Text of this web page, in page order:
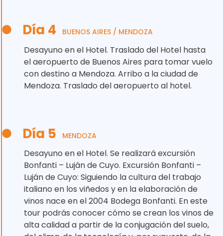
Día 4 BUENOS AIRES / MENDOZA
Desayuno en el Hotel. Traslado del Hotel hasta
el aeropuerto de Buenos Aires para tomar vuelo
con destino a Mendoza. Arribo a la ciudad de
Mendoza. Traslado del aeropuerto al hotel.
Día 5 MENDOZA
Desayuno en el Hotel. Se realizará excursión
Bonfanti – Luján de Cuyo. Excursión Bonfanti –
Luján de Cuyo: Siguiendo la cultura del trabajo
italiano en los viñedos y en la elaboración de
vinos nace en el 2004 Bodega Bonfanti. En este
tour podrás conocer cómo se crean los vinos de
alta calidad a partir de la conjugación del suelo,